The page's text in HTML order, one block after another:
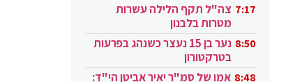
7:17 צה"ל תקף הלילה עשרות
מטרות בלבנון
8:50
נער בן 15 נעצר כשנהג בפרעות
בטרקטורון
8:48 אמו של סמ"ר יאיר אביטן הי"ד: